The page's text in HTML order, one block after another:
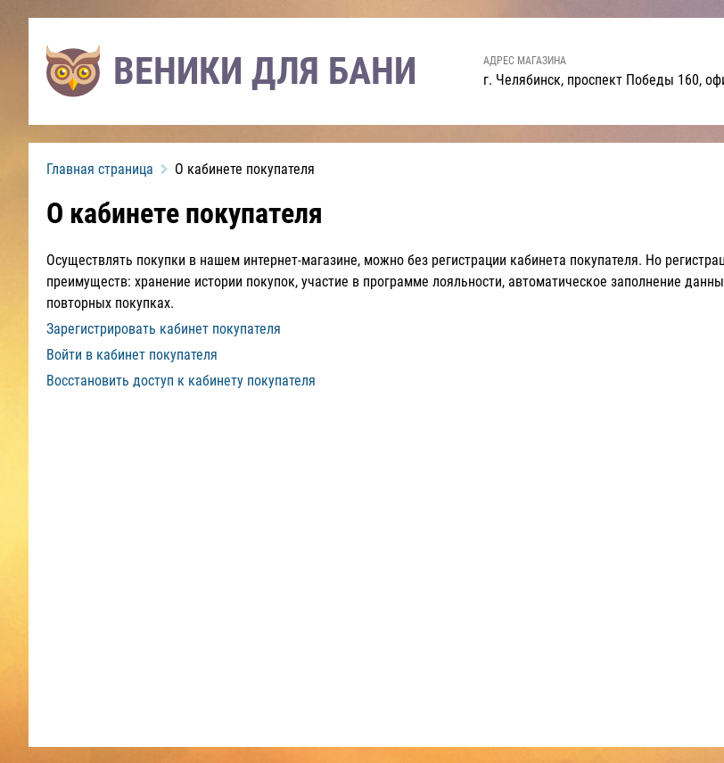
ВЕНИКИ ДЛЯ БАНИ АДРЕС МАГАЗИНА
г. Челябинск, проспект Победы 160,
Главная страница О кабинете покупателя
О кабинете покупателя
Осуществлять покупки в нашем интернет-магазине, можно без регистрации кабинета покупателя. Но
преимуществ: хранение истории покупок, участие в программе лояльности, автоматическое заполнение
повторных покупках.
Зарегистрировать кабинет покупателя
Войти в кабинет покупателя
Восстановить доступ к кабинету покупателя